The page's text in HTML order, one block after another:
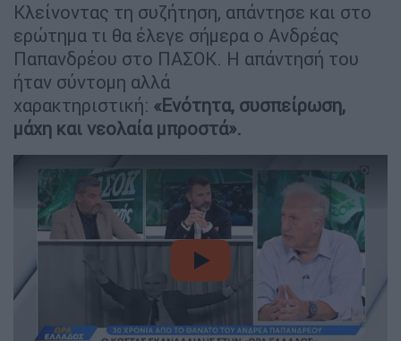
Κλείνοντας τη συζήτηση, απάντησε και στο
ερώτημα τι θα έλεγε σήμερα ο Ανδρέας
Παπανδρέου στο ΠΑΣΟΚ. Η απάντησή του
ήταν σύντομη αλλά
χαρακτηριστική: «Ενότητα, συσπείρωση,
μάχη και νεολαία μπροστά».
video